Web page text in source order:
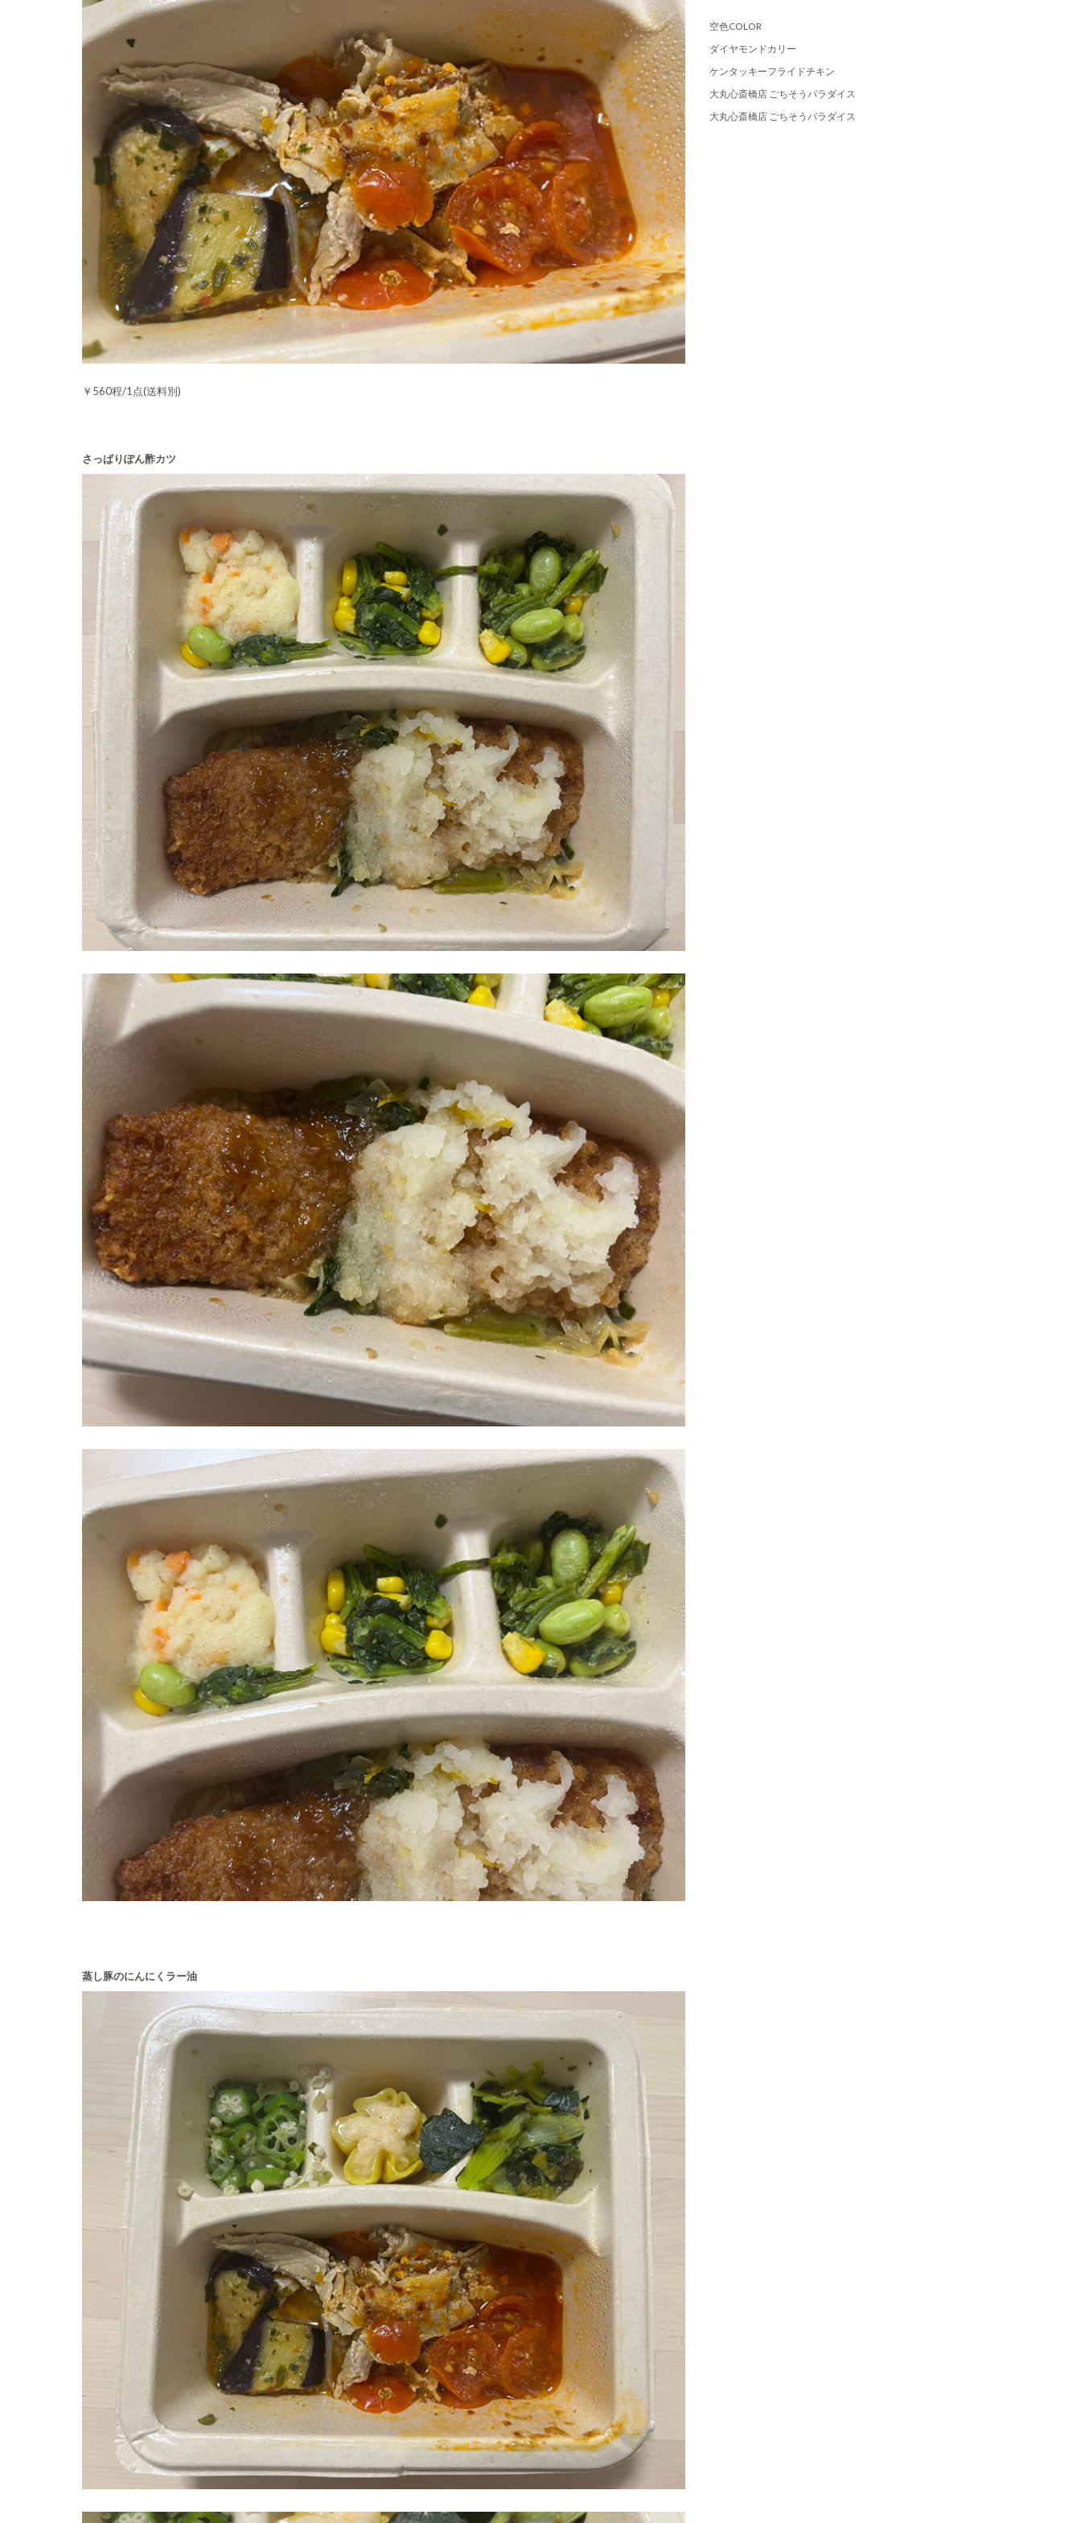
￥560程/1点(送料別)
さっぱりぽん酢カツ
蒸し豚のにんにくラー油
空色COLOR
ダイヤモンドカリー
ケンタッキーフライドチキン
大丸心斎橋店 ごちそうパラダイス
大丸心斎橋店 ごちそうパラダイス